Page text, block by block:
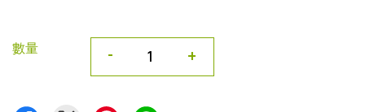
數量 - +